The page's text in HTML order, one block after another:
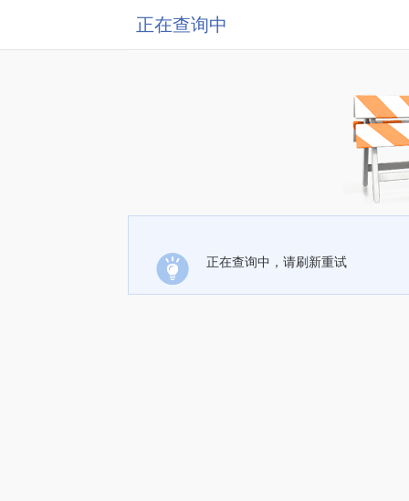
正在查询中
正在查询中，请刷新重试